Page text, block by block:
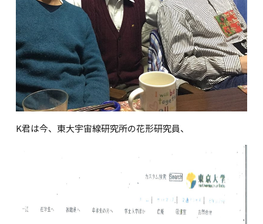
K君は今、東大宇宙線研究所の花形研究員、